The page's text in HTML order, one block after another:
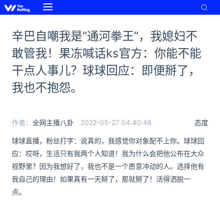
辛巴自嘲我是“通河拳王”，我媳妇不
敢管我！果冻喊话ks官方：你能不能
干点人事儿？球球回应：即便掰了，
我也不抱怨。
态度
作者： 全网主播八卦 2022-05-27 04:40:48
球球直播，粉丝打字：说真的，我感觉你对象配不上你。球球回
应：哎呀，生活只有我两个人知道！我为什么会把他公布在大众
视野里？因为我想好了，我也不是一个愿意冲动的人。选择他有
我自己的理由！如果真有一天掰了，那就掰了！活得洒脱一
点。